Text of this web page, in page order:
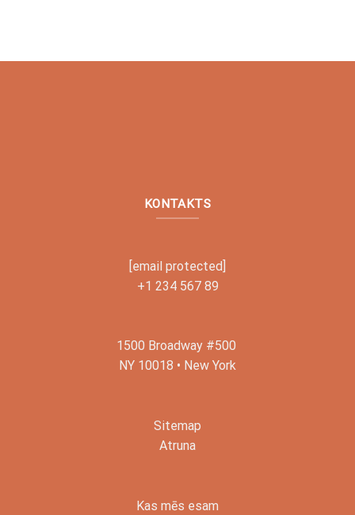
KONTAKTS
[email protected]
+1 234 567 89
1500 Broadway #500
NY 10018 • New York
Sitemap
Atruna
Kas mēs esam